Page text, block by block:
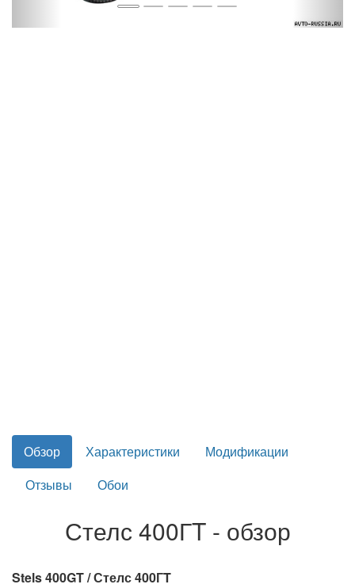
Обзор Характеристики
Модификации
Отзывы
Обои
Стелс 400ГT - обзор
Stels 400GT / Стелс 400ГT